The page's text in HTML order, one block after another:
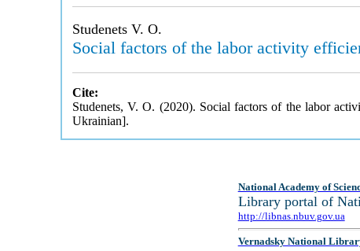
Studenets V. O.
Social factors of the labor activity
Cite:
Studenets, V. O. (2020). Social factors of the labor
Ukrainian].
National Academy of
Library portal of
http://libnas.nbuv.gov.ua
Vernadsky National